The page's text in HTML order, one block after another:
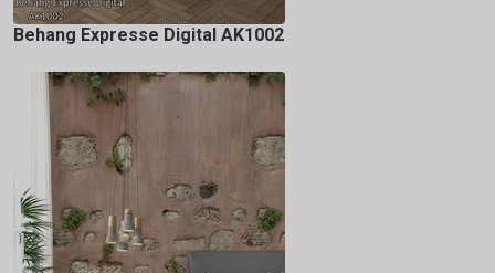
Behang Expresse Digital AK1002